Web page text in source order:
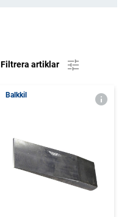
Filtrera artiklar
Balkkil